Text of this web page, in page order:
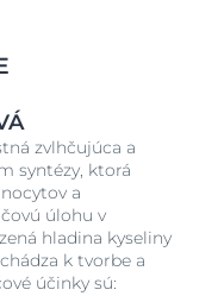
zvlhčujúca a
syntézy, ktorá
a
úlohu v
hladina kyseliny
k tvorbe a
účinky sú: